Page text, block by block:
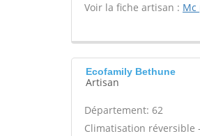
Voir la fiche artisan : Mc
Ecofamily Bethune
Artisan
Département: 62
Climatisation réversible -